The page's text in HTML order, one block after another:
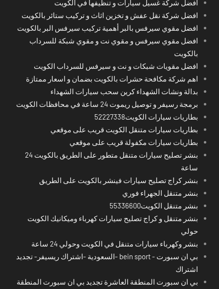
افضل شركة غسيل سيارات و تنظيفها في الكويت
افضل شركة نقل عفش و تخزين اثاث و تركيب ستائر بالكويت
افضل مقوي سيرفس بالبر أهمية تركيب سيرفس البر بالكويت
افضل مقوي سيرفس و مقوي نت و مقوي شبكة للسرداب
بالكويت
افضل مقويات شبكات و نت و سيرفس للسرداب الكويت
اهم شركة مكافحة حشرات بالكويت بضمان و اسعار ممتازة
بدالة ونشات الشهداء كرين سحب سيارات الشهداء
برمجة رسيفر و توصيل ريموت 24 ساعة في محافظات الكويت
بطاريات سيارات الكويت52227338
بطاريات سيارات متنقل الكويت قريب على موقعي
بطاريات سيارات مكفولة قريب على موقعي
بنشر تصليح سيارات متنقل متطور على الطريق بالكويت 24
ساعة
بنشر كراج تصليح سيارات فينشر بالكويت على الطريق
بنشر متنقل الجهراء فوري
بنشر متنقل الكويت55336600
بنشر متنقل و كراج تصليح سيارات كهرباء وميكانيك الكويت
حولي
بنشر وكهرباء سيارات متنقل في الكويت وحولي 24 ساعة
بي ان سبورت - bein sport -السعودية -اشتراك ريسيفر- تجديد
اشتراك
بي ان سبورت المنطقة العاشرة تجديد بي ان سبورت المنطقة